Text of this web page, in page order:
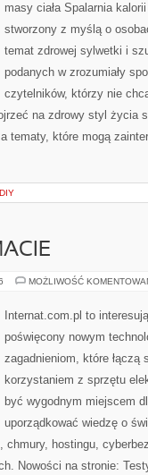
masy ciała Spalarnia
stworzony z myślą o
temat zdrowej sylwetki i
podanych w zrozumiały
czytelników, którzy nie
na zdrowy styl życia
tematy, które mogą
MOŻLIWOŚĆ
Internat.com.pl to
poświęcony nowym
zagadnieniom, które łączą
korzystaniem z sprzętu
być wygodnym miejscem
uporządkować wiedzę o
chmury, hostingu,
Nowości na stronie: